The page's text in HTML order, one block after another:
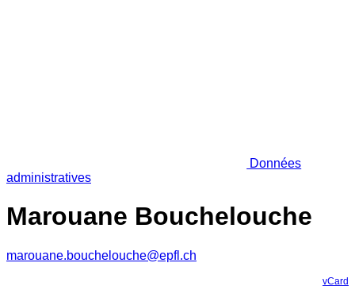
Données
administratives
Marouane Bouchelouche
marouane.bouchelouche@epfl.ch
vCard